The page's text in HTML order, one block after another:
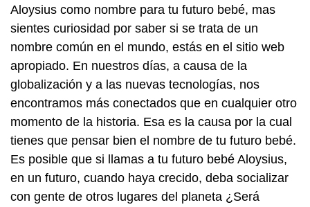
Aloysius como nombre para tu futuro bebé, mas
sientes curiosidad por saber si se trata de un
nombre común en el mundo, estás en el sitio web
apropiado. En nuestros días, a causa de la
globalización y a las nuevas tecnologías, nos
encontramos más conectados que en cualquier otro
momento de la historia. Esa es la causa por la cual
tienes que pensar bien el nombre de tu futuro bebé.
Es posible que si llamas a tu futuro bebé Aloysius,
en un futuro, cuando haya crecido, deba socializar
con gente de otros lugares del planeta ¿Será